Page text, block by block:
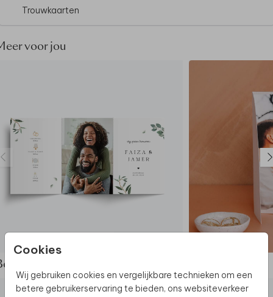
Cookies
Wij gebruiken cookies en vergelijkbare technieken om een
betere gebruikerservaring te bieden, ons websiteverkeer
Trouwkaarten
voor jou
de complete set